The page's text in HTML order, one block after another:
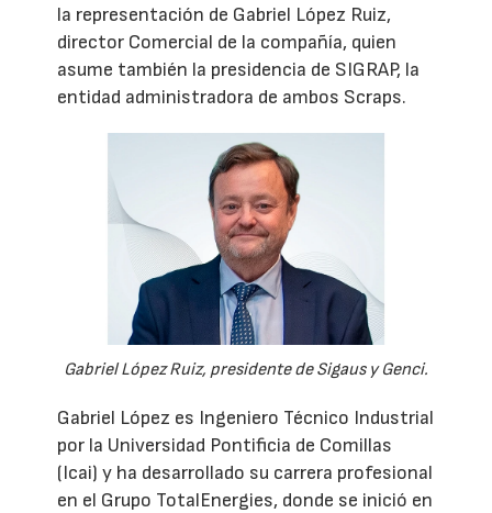
la representación de Gabriel López Ruiz,
director Comercial de la compañía, quien
asume también la presidencia de SIGRAP, la
entidad administradora de ambos Scraps.
Gabriel López Ruiz, presidente de Sigaus y Genci.
Gabriel López es Ingeniero Técnico Industrial
por la Universidad Pontificia de Comillas
(Icai) y ha desarrollado su carrera profesional
en el Grupo TotalEnergies, donde se inició en